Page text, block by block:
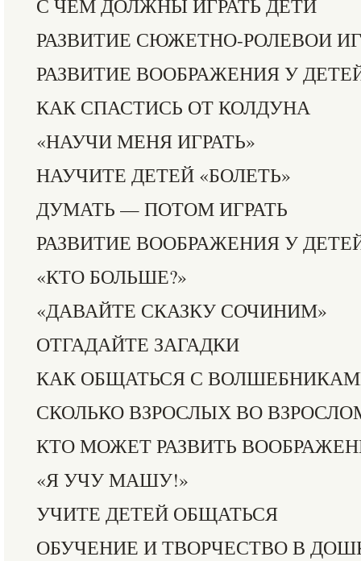
С ЧЕМ ДОЛЖНЫ ИГРАТЬ ДЕТИ
РАЗВИТИЕ СЮЖЕТНО-РОЛЕВОИ
РАЗВИТИЕ ВООБРАЖЕНИЯ У
КАК СПАСТИСЬ ОТ КОЛДУНА
«НАУЧИ МЕНЯ ИГРАТЬ»
НАУЧИТЕ ДЕТЕЙ «БОЛЕТЬ»
ДУМАТЬ — ПОТОМ ИГРАТЬ
РАЗВИТИЕ ВООБРАЖЕНИЯ У
«КТО БОЛЬШЕ?»
«ДАВАЙТЕ СКАЗКУ СОЧИНИМ»
ОТГАДАЙТЕ ЗАГАДКИ
КАК ОБЩАТЬСЯ С
СКОЛЬКО ВЗРОСЛЫХ ВО
КТО МОЖЕТ РАЗВИТЬ
«Я УЧУ МАШУ!»
УЧИТЕ ДЕТЕЙ ОБЩАТЬСЯ
ОБУЧЕНИЕ И ТВОРЧЕСТВО В